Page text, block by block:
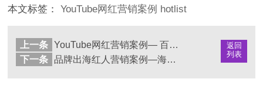
本文标签：YouTube网红营销案例 hotlist
返回
列表
上一条
YouTube网红营销案例— 百度生态链产品 Mintal Sleep降噪音响
下一条
品牌出海红人营销案例—海信Hisense U7电视